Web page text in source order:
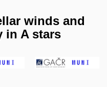
winds and
in A stars